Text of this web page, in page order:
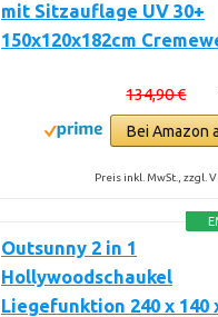
mit Sitzauflage UV 30+
150x120x182cm
134,90 €
Bei Amazon
Preis inkl. MwSt., zzgl.
Outsunny 2 in 1
Hollywoodschaukel
Liegefunktion 240 x 140